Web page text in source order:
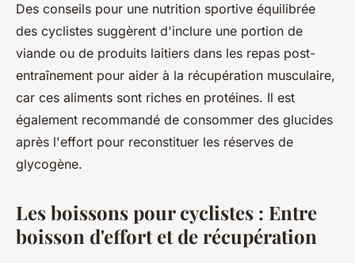
Des conseils pour une nutrition sportive équilibrée
des cyclistes suggèrent d'inclure une portion de
viande ou de produits laitiers dans les repas post-
entraînement pour aider à la récupération musculaire,
car ces aliments sont riches en protéines. Il est
également recommandé de consommer des glucides
après l'effort pour reconstituer les réserves de
glycogène.
Les boissons pour cyclistes : Entre
boisson d'effort et de récupération